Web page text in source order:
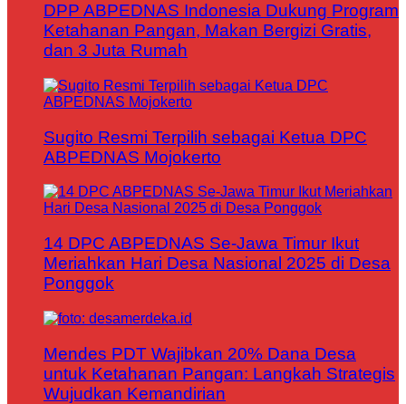
DPP ABPEDNAS Indonesia Dukung Program
Ketahanan Pangan, Makan Bergizi Gratis,
dan 3 Juta Rumah
Sugito Resmi Terpilih sebagai Ketua DPC
ABPEDNAS Mojokerto
14 DPC ABPEDNAS Se-Jawa Timur Ikut
Meriahkan Hari Desa Nasional 2025 di Desa
Ponggok
Mendes PDT Wajibkan 20% Dana Desa
untuk Ketahanan Pangan: Langkah Strategis
Wujudkan Kemandirian